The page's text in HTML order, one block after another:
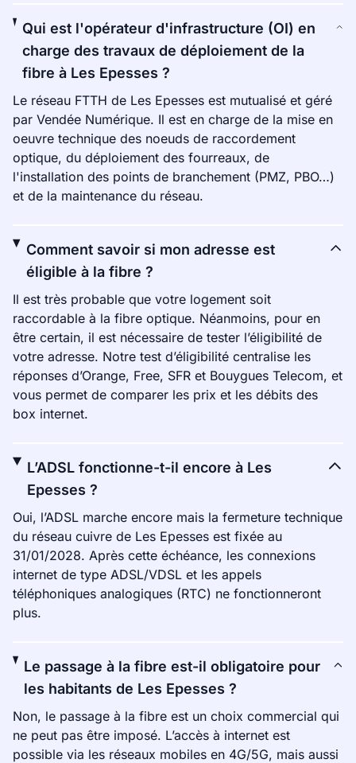
Qui est l'opérateur d'infrastructure (OI) en
charge des travaux de déploiement de la
fibre à Les Epesses ?
Le réseau FTTH de Les Epesses est mutualisé et géré
par Vendée Numérique. Il est en charge de la mise en
oeuvre technique des noeuds de raccordement
optique, du déploiement des fourreaux, de
l'installation des points de branchement (PMZ, PBO…)
et de la maintenance du réseau.
Comment savoir si mon adresse est
éligible à la fibre ?
Il est très probable que votre logement soit
raccordable à la fibre optique. Néanmoins, pour en
être certain, il est nécessaire de tester l’éligibilité de
votre adresse. Notre test d’éligibilité centralise les
réponses d’Orange, Free, SFR et Bouygues Telecom, et
vous permet de comparer les prix et les débits des
box internet.
L’ADSL fonctionne-t-il encore à Les
Epesses ?
Oui, l’ADSL marche encore mais la fermeture technique
du réseau cuivre de Les Epesses est fixée au
31/01/2028. Après cette échéance, les connexions
internet de type ADSL/VDSL et les appels
téléphoniques analogiques (RTC) ne fonctionneront
plus.
Le passage à la fibre est-il obligatoire pour
les habitants de Les Epesses ?
Non, le passage à la fibre est un choix commercial qui
ne peut pas être imposé. L’accès à internet est
possible via les réseaux mobiles en 4G/5G, mais aussi